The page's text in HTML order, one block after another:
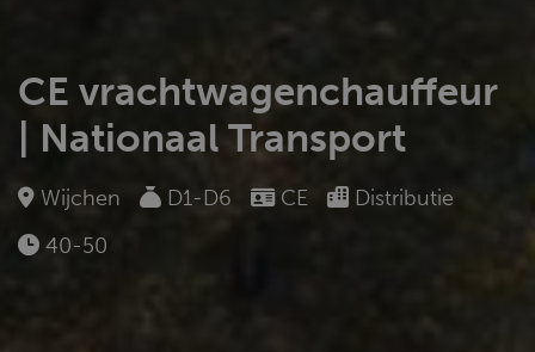
CE vrachtwagenchauffeur
| Nationaal Transport
Wijchen D1-D6 CE
Distributie
40-50